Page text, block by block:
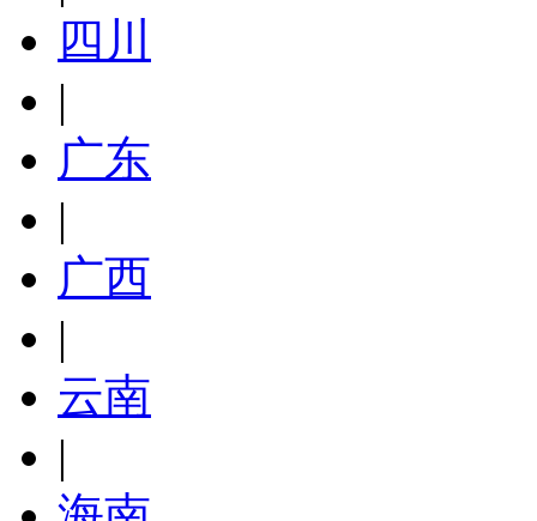
四川
|
广东
|
广西
|
云南
|